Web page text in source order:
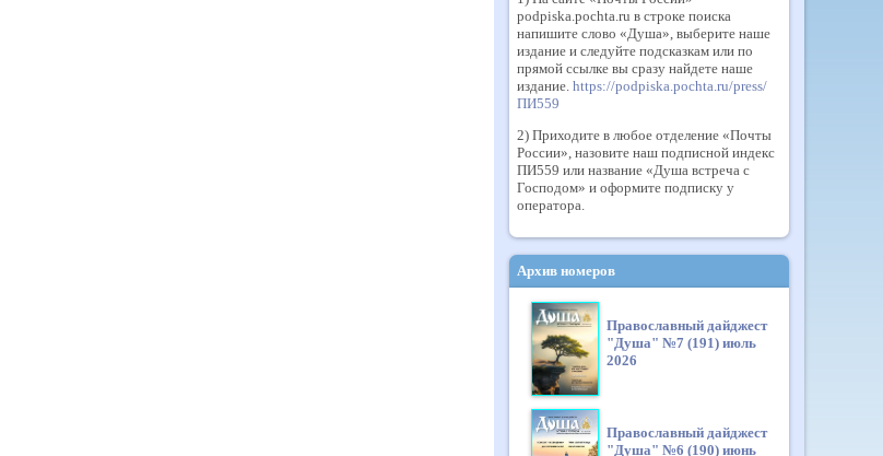
podpiska.pochta.ru в строке поиска
напишите слово «Душа», выберите наше
издание и следуйте подсказкам или по
прямой ссылке вы сразу найдете наше
издание. https://podpiska.pochta.ru/press/
ПИ559
2) Приходите в любое отделение «Почты
России», назовите наш подписной индекс
ПИ559 или название «Душа встреча с
Господом» и оформите подписку у
оператора.
Архив номеров
Православный дайджест
"Душа" №7 (191) июль
2026
Православный дайджест
"Душа" №6 (190) июнь